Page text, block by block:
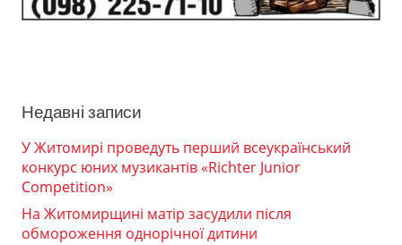
Недавні записи
У Житомирі проведуть перший всеукраїнський
конкурс юних музикантів «Richter Junior
Competition»
На Житомирщині матір засудили після
обмороження однорічної дитини